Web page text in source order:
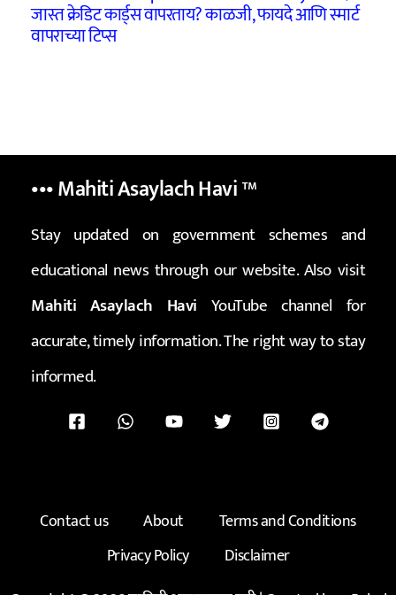
जास्त क्रेडिट कार्ड्स वापरताय? काळजी, फायदे आणि स्मार्ट
वापराच्या टिप्स
••• Mahiti Asaylach Havi™
Stay updated on government schemes and
educational news through our website. Also visit
Mahiti Asaylach Havi YouTube channel for
accurate, timely information. The right way to stay
informed.
Contact us About
Terms and Conditions
Privacy Policy
Disclaimer